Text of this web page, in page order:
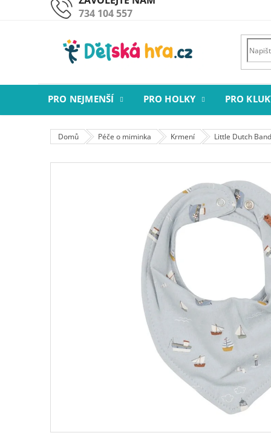
734 104 557
PRO NEJMENŠÍ PRO HOLKY PRO
Domů Péče o miminka Krmení Little Dutch